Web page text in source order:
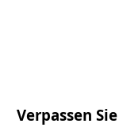
Verpassen